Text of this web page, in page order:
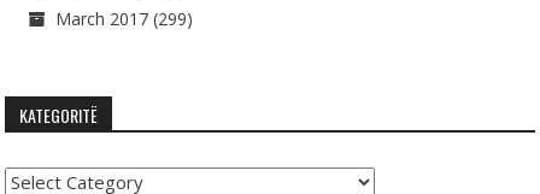
March 2017 (299)
KATEGORITË
Kategoritë